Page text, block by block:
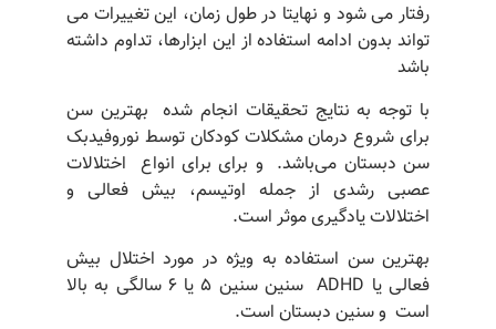
رفتار می شود و نهایتا در طول زمان، این تغییرات می
تواند بدون ادامه استفاده از این ابزارها، تداوم داشته
باشد
با توجه به نتایج تحقیقات انجام شده بهترین سن
برای شروع درمان مشکلات کودکان توسط نوروفیدبک
سن دبستان می‌باشد. و برای برای انواع اختلالات
عصبی رشدی از جمله اوتیسم، بیش فعالی و
اختلالات یادگیری موثر است.
بهترین سن استفاده به ویژه در مورد اختلال بیش
فعالی یا ADHD سنین سنین 5 یا 6 سالگی به بالا
است و سنین دبستان است.